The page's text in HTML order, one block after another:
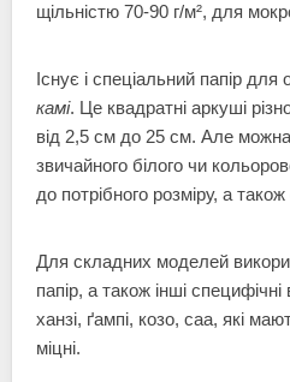
щільністю 70-90 г/м², для
Існує і спеціальний папір
камі. Це квадратні аркуші
від 2,5 см до 25 см. Але можна
звичайного білого чи
до потрібного розміру, а
Для складних моделей
папір, а також інші
ханзі, ґампі, козо, саа, які
міцні.